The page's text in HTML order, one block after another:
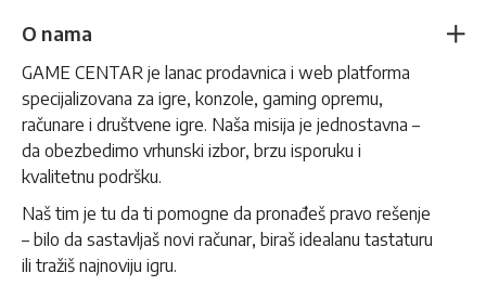
O nama
GAME CENTAR je lanac prodavnica i web platforma
specijalizovana za igre, konzole, gaming opremu,
računare i društvene igre. Naša misija je jednostavna –
da obezbedimo vrhunski izbor, brzu isporuku i
kvalitetnu podršku.
Naš tim je tu da ti pomogne da pronađeš pravo rešenje
– bilo da sastavljaš novi računar, biraš idealanu tastaturu
ili tražiš najnoviju igru.